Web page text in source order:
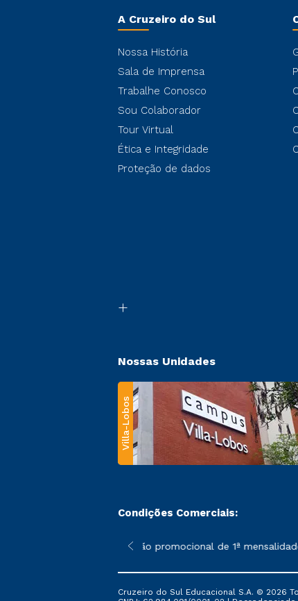
A Cruzeiro do Sul
Nossa História
Sala de Imprensa
Trabalhe Conosco
Sou Colaborador
Tour Virtual
Ética e Integridade
Proteção de dados
Nossas Unidades
Villa-Lobos
Condições Comerciais:
sofrer alterações nos períodos de rematrícula
*A condição promocional de 1ª
Cruzeiro do Sul Educacional S.A. © 2026